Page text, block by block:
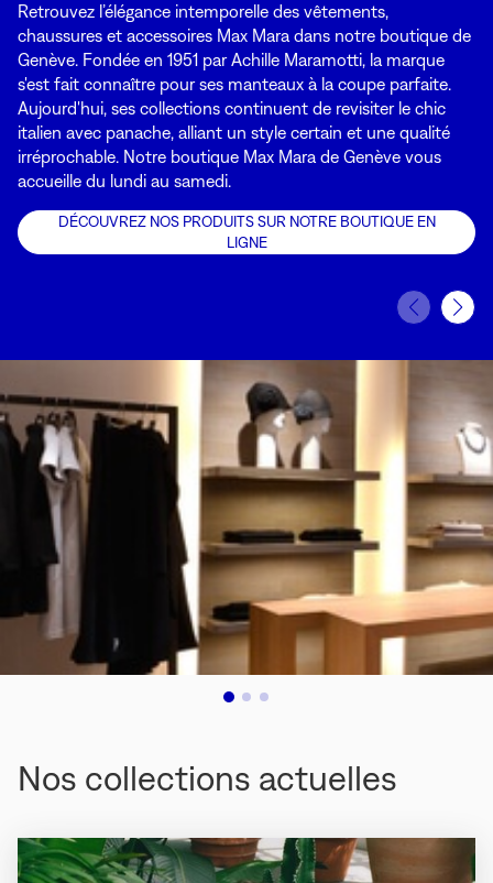
Retrouvez l’élégance intemporelle des vêtements,
chaussures et accessoires Max Mara dans notre boutique de
Genève. Fondée en 1951 par Achille Maramotti, la marque
s'est fait connaître pour ses manteaux à la coupe parfaite.
Aujourd'hui, ses collections continuent de revisiter le chic
italien avec panache, alliant un style certain et une qualité
irréprochable. Notre boutique Max Mara de Genève vous
accueille du lundi au samedi.
DÉCOUVREZ NOS PRODUITS SUR NOTRE BOUTIQUE EN
LIGNE
Nos collections actuelles